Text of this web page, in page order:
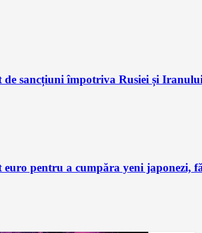
sancțiuni împotriva Rusiei și
pentru a cumpăra yeni japonezi,